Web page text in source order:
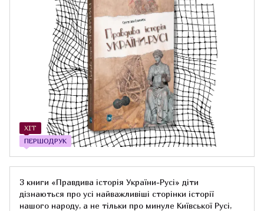
ХІТ
ПЕРШОДРУК
З книги «Правдива історія України-Русі» діти
дізнаються про усі найважливіші сторінки історії
нашого народу, а не тільки про минуле Київської Русі,